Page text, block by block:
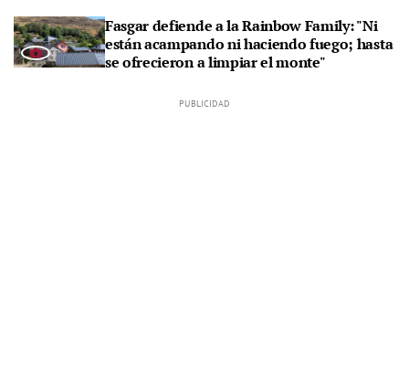
Fasgar defiende a la Rainbow Family: "Ni
están acampando ni haciendo fuego; hasta
se ofrecieron a limpiar el monte"